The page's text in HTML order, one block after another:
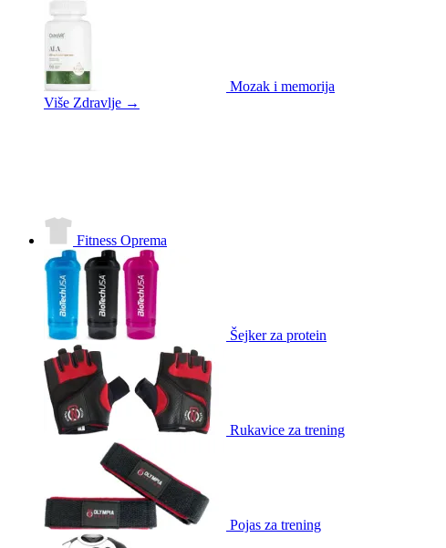
Mozak i memorija
Više Zdravlje →
Fitness Oprema
Šejker za protein
Rukavice za trening
Pojas za trening